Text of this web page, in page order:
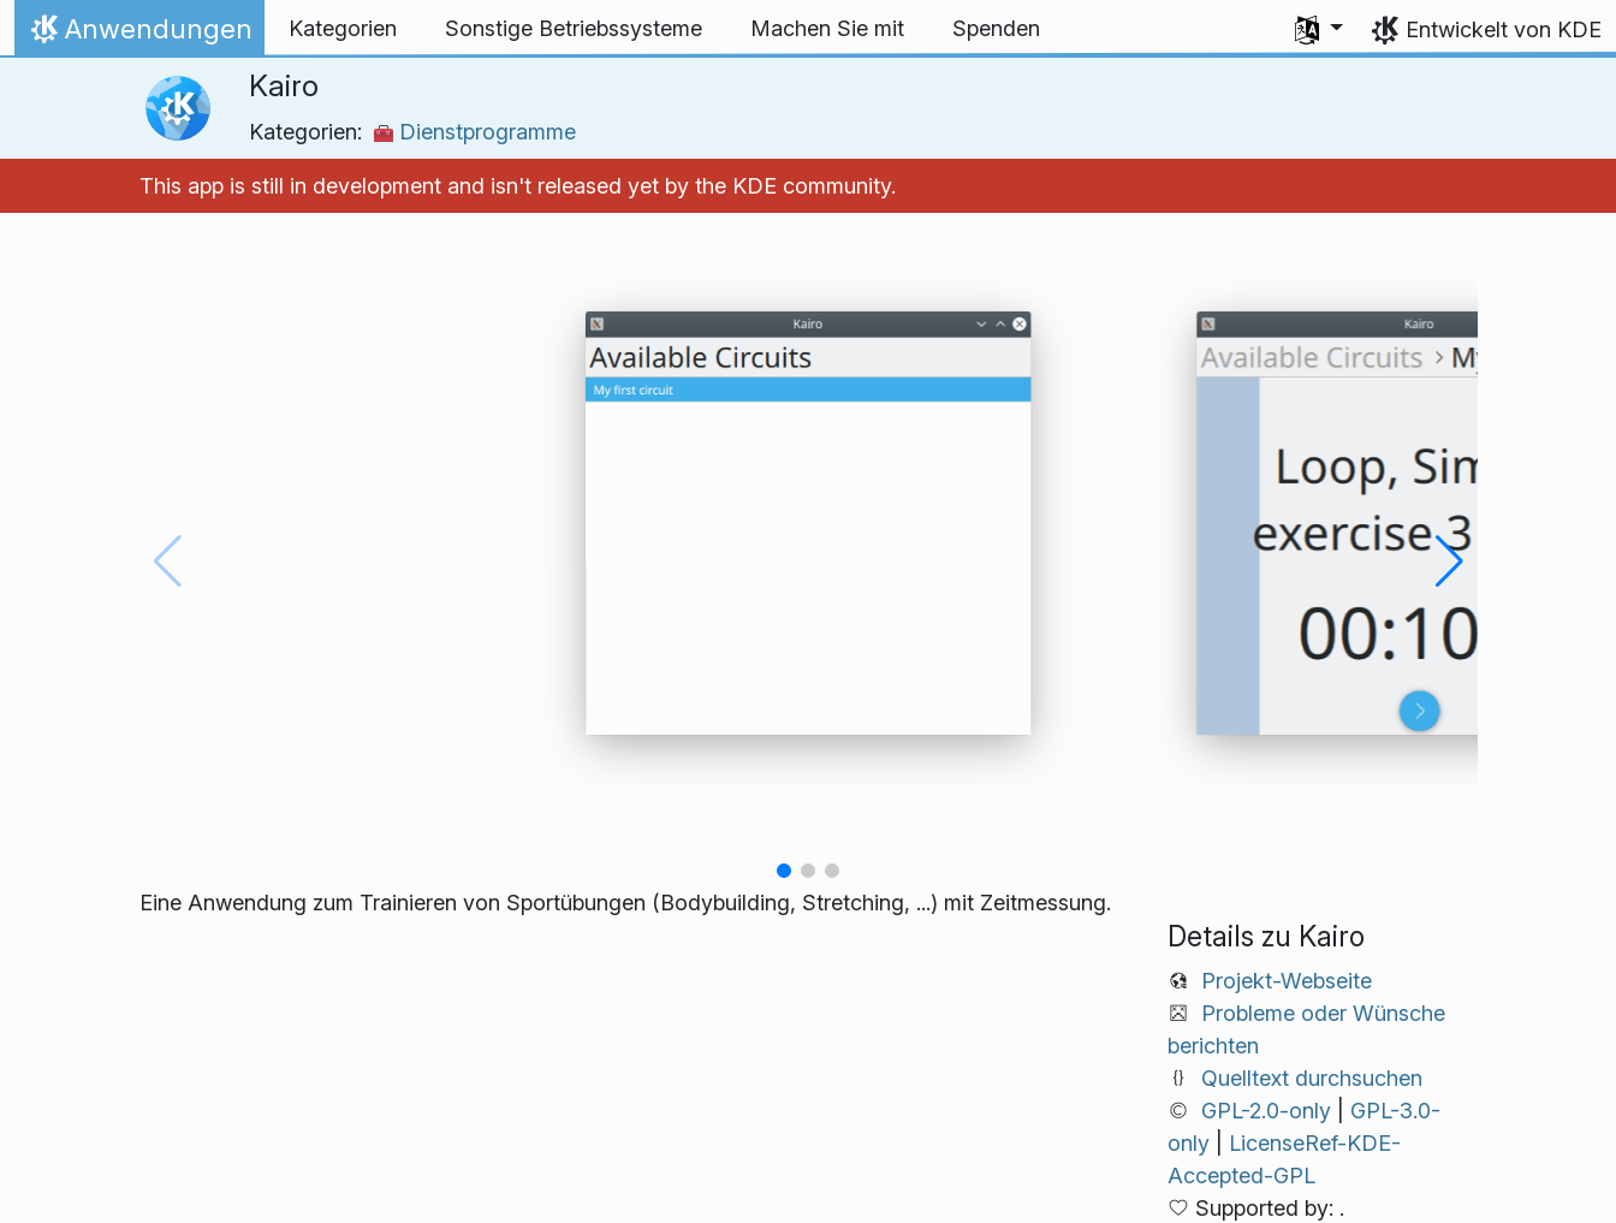
Zum Inhalt springen
Startseite
Anwendungen Kategorien Sonstige Betriebssysteme Machen Sie mit Spenden
Sprache auswählen
Entwickelt von KDE
Kairo
Kategorien: Dienstprogramme
This app is still in development and isn't released yet by the KDE community.
Eine Anwendung zum Trainieren von Sportübungen (Bodybuilding, Stretching, ...) mit Zeitmessung.
Details zu Kairo
Projekt-Webseite
Probleme oder Wünsche
berichten
Quelltext durchsuchen
GPL-2.0-only| GPL-3.0-
only|
LicenseRef-KDE-
Accepted-GPL
Supported by: .